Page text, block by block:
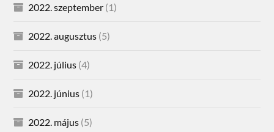
2022. szeptember (1)
2022. augusztus (5)
2022. július (4)
2022. június (1)
2022. május (5)